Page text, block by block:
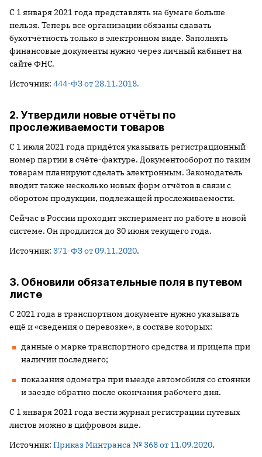
С 1 января 2021 года представлять на бумаге больше
нельзя. Теперь все организации обязаны сдавать
бухотчётность только в электронном виде. Заполнять
финансовые документы нужно через личный кабинет на
сайте ФНС.
Источник: 444-ФЗ от 28.11.2018.
2. Утвердили новые отчёты по
прослеживаемости товаров
С 1 июля 2021 года придётся указывать регистрационный
номер партии в счёте-фактуре. Документооборот по таким
товарам планируют сделать электронным. Законодатель
вводит также несколько новых форм отчётов в связи с
оборотом продукции, подлежащей прослеживаемости.
Сейчас в России проходит эксперимент по работе в новой
системе. Он продлится до 30 июня текущего года.
Источник: 371-ФЗ от 09.11.2020.
3. Обновили обязательные поля в путевом
листе
С 2021 года в транспортном документе нужно указывать
ещё и «сведения о перевозке», в составе которых:
данные о марке транспортного средства и прицепа при
наличии последнего;
показания одометра при выезде автомобиля со стоянки
и заезде обратно после окончания рабочего дня.
С 1 января 2021 года вести журнал регистрации путевых
листов можно в цифровом виде.
Источник: Приказ Минтранса № 368 от 11.09.2020.